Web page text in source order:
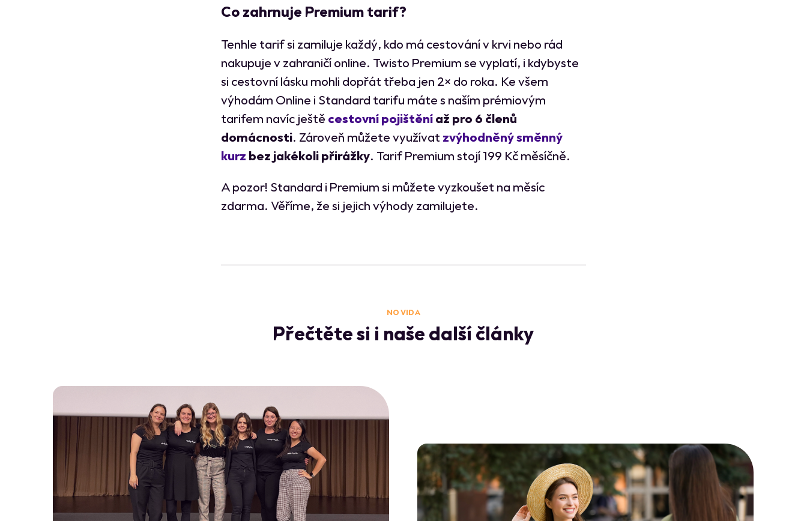
Co zahrnuje Premium tarif?
Tenhle tarif si zamiluje každý, kdo má cestování v krvi nebo rád
nakupuje v zahraničí online. Twisto Premium se vyplatí, i kdybyste
si cestovní lásku mohli dopřát třeba jen 2× do roka. Ke všem
výhodám Online i Standard tarifu máte s naším prémiovým
tarifem navíc ještě cestovní pojištěníaž pro 6 členů
domácnosti. Zároveň můžete využívat zvýhodněný směnný
kurz bez jakékoli přirážky. Tarif Premium stojí 199 Kč měsíčně.
A pozor! Standard i Premium si můžete vyzkoušet na měsíc
zdarma. Věříme, že si jejich výhody zamilujete.
NO VIDA
Přečtěte si i naše další články